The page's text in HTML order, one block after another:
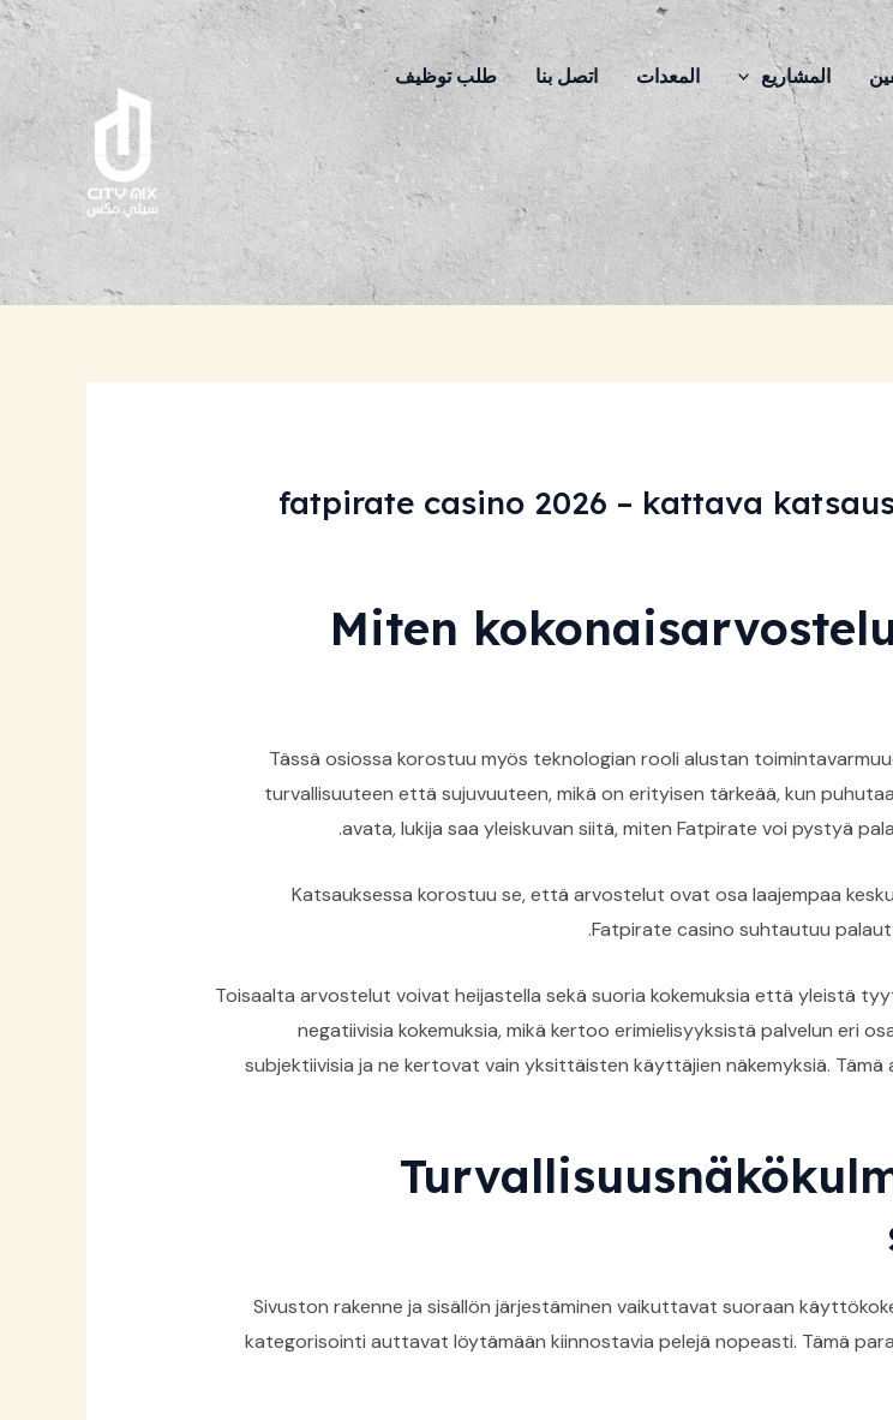
المشاريع المعدات اتصل بنا طلب توظيف
fatpirate casino 2026 – kattava
Miten
Tässä osiossa korostuu myös teknologian rooli alustan
turvallisuuteen että sujuvuuteen, mikä on erityisen tärkeää, kun
avata, lukija saa yleiskuvan siitä, miten Fatpirate voi pystyä
Katsauksessa korostuu se, että arvostelut ovat osa laajempaa
Fatpirate casino suhtautuu
Toisaalta arvostelut voivat heijastella sekä suoria kokemuksia että yleistä
negatiivisia kokemuksia, mikä kertoo erimielisyyksistä palvelun eri
subjektiivisia ja ne kertovat vain yksittäisten käyttäjien näkemyksiä.
Sivuston rakenne ja sisällön järjestäminen vaikuttavat suoraan
kategorisointi auttavat löytämään kiinnostavia pelejä nopeasti. Tämä